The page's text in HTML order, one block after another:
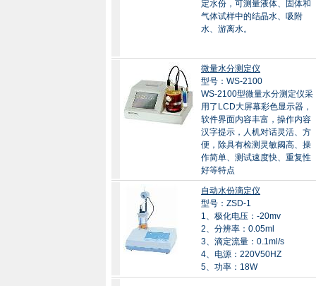
定水份，可测量液体、固体和
气体试样中的结晶水、吸附
水、游离水。
微量水分测定仪
型号：WS-2100
WS-2100型微量水分测定仪采
用了LCD大屏幕彩色显示器，
软件界面内容丰富，操作内容
汉字提示，人机对话灵活、方
便，除具有检测灵敏阈高、操
作简单、测试速度快、重复性
好等特点
自动水份滴定仪
型号：ZSD-1
1、极化电压：-20mv
2、分辨率：0.05ml
3、滴定流量：0.1ml/s
4、电源：220V50HZ
5、功率：18W